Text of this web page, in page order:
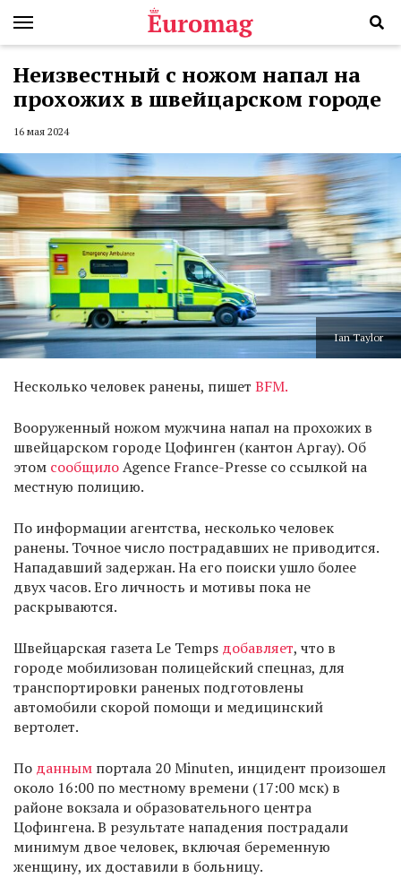
Неизвестный с ножом напал на
прохожих в швейцарском городе
16 мая 2024
Ian Taylor
Несколько человек ранены, пишет BFM.
Вооруженный ножом мужчина напал на прохожих в
швейцарском городе Цофинген (кантон Аргау). Об
этом сообщилоAgence France-Presse со ссылкой на
местную полицию.
По информации агентства, несколько человек
ранены. Точное число пострадавших не приводится.
Нападавший задержан. На его поиски ушло более
двух часов. Его личность и мотивы пока не
раскрываются.
Швейцарская газета Le Temps добавляет, что в
городе мобилизован полицейский спецназ, для
транспортировки раненых подготовлены
автомобили скорой помощи и медицинский
вертолет.
По данным портала 20 Minuten, инцидент произошел
около 16:00 по местному времени (17:00 мск) в
районе вокзала и образовательного центра
Цофингена. В результате нападения пострадали
минимум двое человек, включая беременную
женщину, их доставили в больницу.